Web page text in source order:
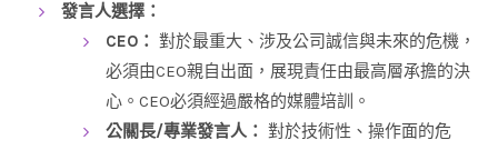
發言人選擇：
CEO： 對於最重大、涉及公司誠信與未來的危機，
必須由CEO親自出面，展現責任由最高層承擔的決
心。CEO必須經過嚴格的媒體培訓。
公關長/專業發言人： 對於技術性、操作面的危